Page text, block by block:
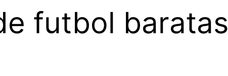
futbol baratas